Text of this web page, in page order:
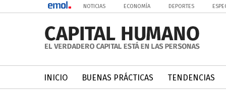
NOTICIAS ECONOMÍA DEPORTES
INICIO BUENAS PRÁCTICAS TENDENCIAS